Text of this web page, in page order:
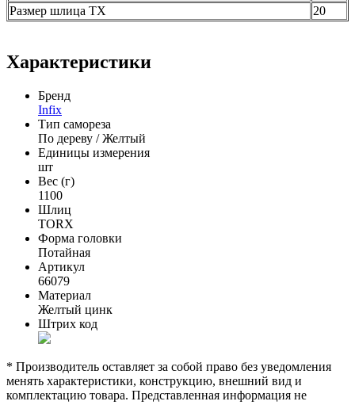
Размер шлица TX
20
Характеристики
Бренд
Infix
Тип самореза
По дереву / Желтый
Единицы измерения
шт
Вес (г)
1100
Шлиц
TORX
Форма головки
Потайная
Артикул
66079
Материал
Желтый цинк
Штрих код
* Производитель оставляет за собой право без уведомления
менять характеристики, конструкцию, внешний вид и
комплектацию товара. Представленная информация не